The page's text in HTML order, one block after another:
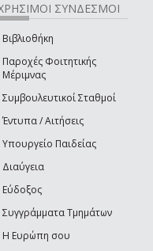
ΣΥΝΔΕΣΜΟΙ
Βιβλιοθήκη
Παροχές Φοιτητικής
Μέριμνας
Συμβουλευτικοί Σταθμοί
Έντυπα / Αιτήσεις
Υπουργείο Παιδείας
Διαύγεια
Εύδοξος
Συγγράμματα Τμημάτων
Η Ευρώπη σου